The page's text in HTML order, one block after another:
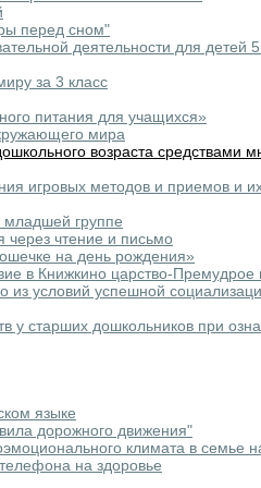
перед сном"
деятельности для детей
за 3 класс
питания для учащихся»
мира
возраста средствами
игровых методов и приемов и
группе
через чтение и письмо
на день рождения»
в Книжкино царство-Премудрое
условий успешной
у старших дошкольников при
языке
дорожного движения"
климата в семье
на здоровье